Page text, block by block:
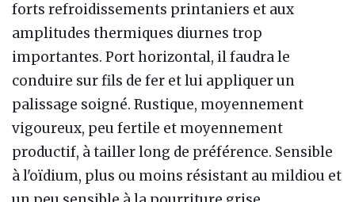
forts refroidissements printaniers et aux
amplitudes thermiques diurnes trop
importantes. Port horizontal, il faudra le
conduire sur fils de fer et lui appliquer un
palissage soigné. Rustique, moyennement
vigoureux, peu fertile et moyennement
productif, à tailler long de préférence. Sensible
à l'oïdium, plus ou moins résistant au mildiou et